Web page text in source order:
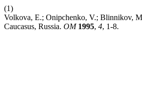
(1)
Volkova, E.; Onipchenko, V.; Blinnikov,
Caucasus, Russia. OM 1995, 4, 1-8.